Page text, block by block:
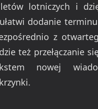
lotniczych i
dodanie
z
też przełączanie
nowej